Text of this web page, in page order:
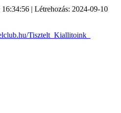
| Létrehozás: 2024-09-10
Tisztelt_Kiallitoink_